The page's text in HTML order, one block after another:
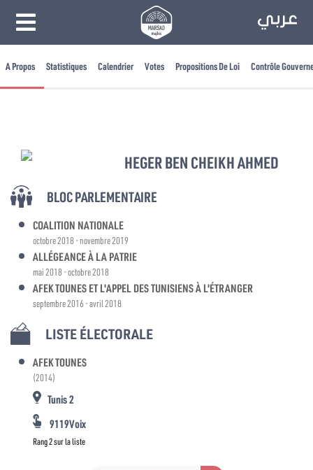
A Propos Statistiques Calendrier Votes Propositions De Loi Contrôle
HEGER BEN CHEIKH AHMED
BLOC PARLEMENTAIRE
COALITION NATIONALE
octobre 2018 - novembre 2019
ALLÉGEANCE À LA PATRIE
mai 2018 - octobre 2018
AFEK TOUNES ET L'APPEL DES TUNISIENS À L'ÉTRANGER
septembre 2016 - avril 2018
LISTE ÉLECTORALE
AFEK TOUNES
(2014)
Tunis 2
9119Voix
Rang 2 sur la liste